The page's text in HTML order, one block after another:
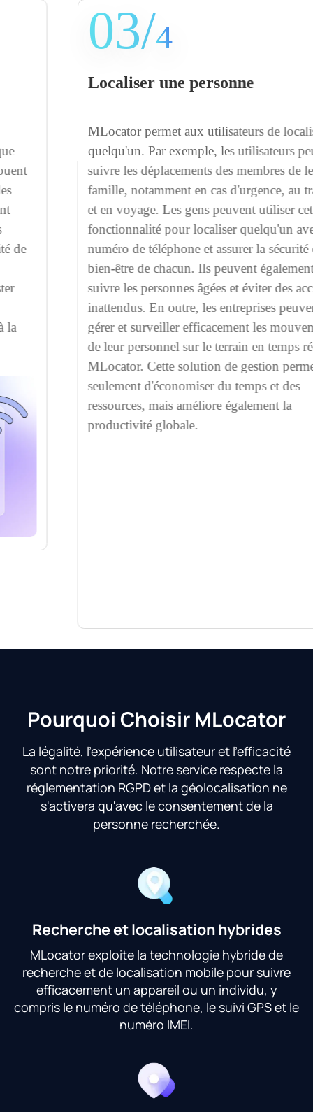
03/4
Localiser une personne
MLocator permet aux utilisateurs de localiser
quelqu'un. Par exemple, les utilisateurs peuvent
suivre les déplacements des membres de leur
famille, notamment en cas d'urgence, au travail
et en voyage. Les gens peuvent utiliser cette
fonctionnalité pour localiser quelqu'un avec son
numéro de téléphone et assurer la sécurité et le
bien-être de chacun. Ils peuvent également
suivre les personnes âgées et éviter des accidents
inattendus. En outre, les entreprises peuvent
gérer et surveiller efficacement les mouvements
de leur personnel sur le terrain en temps réel avec
MLocator. Cette solution de gestion permet non
seulement d'économiser du temps et des
ressources, mais améliore également la
productivité globale.
Pourquoi Choisir MLocator
La légalité, l'expérience utilisateur et l'efficacité
sont notre priorité. Notre service respecte la
réglementation RGPD et la géolocalisation ne
s'activera qu'avec le consentement de la
personne recherchée.
Recherche et localisation hybrides
MLocator exploite la technologie hybride de
recherche et de localisation mobile pour suivre
efficacement un appareil ou un individu, y
compris le numéro de téléphone, le suivi GPS et le
numéro IMEI.